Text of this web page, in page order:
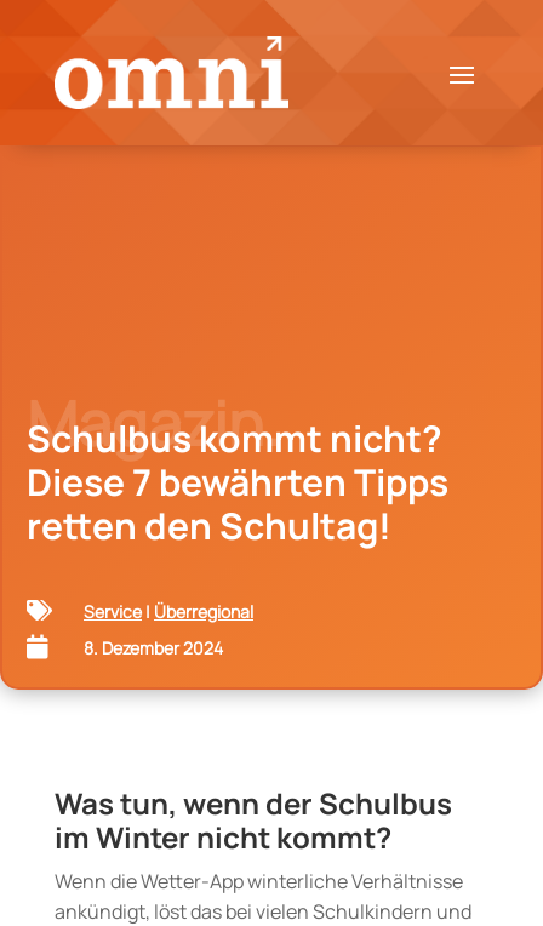
Magazin.
Schulbus kommt nicht?
Diese 7 bewährten Tipps
retten den Schultag!
 Service | Überregional
 8. Dezember 2024
Was tun, wenn der Schulbus
im Winter nicht kommt?
Wenn die Wetter-App winterliche Verhältnisse
ankündigt, löst das bei vielen Schulkindern und